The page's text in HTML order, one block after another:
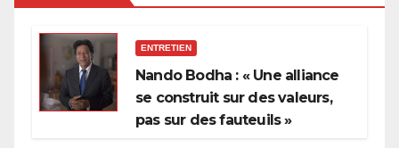
ENTRETIEN
Nando Bodha : « Une alliance
se construit sur des valeurs,
pas sur des fauteuils »